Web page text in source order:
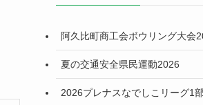
阿久比町商工会ボウリング大会
夏の交通安全県民運動2026
2026プレナスなでしこリーグ1